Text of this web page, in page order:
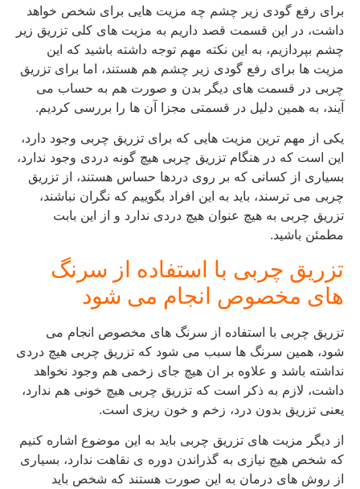
برای رفع گودی زیر چشم چه مزیت هایی برای شخص خواهد
داشت، در این قسمت قصد داریم به مزیت های کلی تزریق زیر
چشم بپردازیم، به این نکته مهم توجه داشته باشید که این
مزیت ها برای رفع گودی زیر چشم هم هستند، اما برای تزریق
چربی در قسمت های دیگر بدن و صورت هم به حساب می
آیند، به همین دلیل در قسمتی مجزا آن ها را بررسی کردیم.
یکی از مهم ترین مزیت هایی که برای تزریق چربی وجود دارد،
این است که در هنگام تزریق چربی هیچ گونه دردی وجود ندارد،
بسیاری از کسانی که بر روی دردها حساس هستند، از تزریق
چربی می ترسند، باید به این افراد بگوییم که نگران نباشند،
تزریق چربی به هیچ عنوان هیچ دردی ندارد و از این بابت
مطمئن باشید.
تزریق چربی با استفاده از سرنگ
های مخصوص انجام می شود
تزریق چربی با استفاده از سرنگ های مخصوص انجام می
شود، همین سرنگ ها سبب می شود که تزریق چربی هیچ دردی
نداشته باشد و علاوه بر ان هیچ جای زخمی هم وجود نخواهد
داشت، لازم به ذکر است که تزریق چربی هیچ خونی هم ندارد،
یعنی تزریق بدون درد، زخم و خون ریزی است.
از دیگر مزیت های تزریق چربی باید به این موضوع اشاره کنیم
که شخص هیچ نیازی به گذراندن دوره ی نقاهت ندارد، بسیاری
از روش های درمان به این صورت هستند که شخص باید